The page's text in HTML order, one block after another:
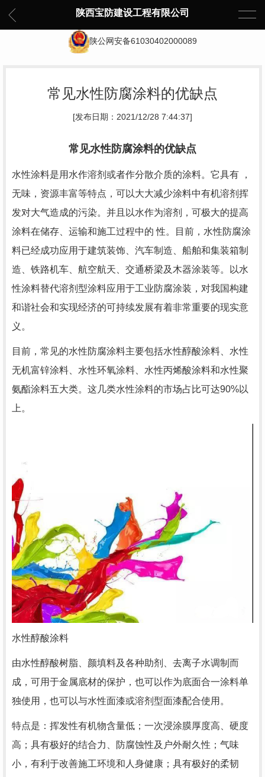
陕西宝防建设工程有限公司
陕公网安备61030402000089
常见水性防腐涂料的优缺点
[发布日期：2021/12/28 7:44:37]
常见水性防腐涂料的优缺点
水性涂料是用水作溶剂或者作分散介质的涂料。它具有 ，
无味，资源丰富等特点，可以大大减少涂料中有机溶剂挥
发对大气造成的污染。并且以水作为溶剂，可极大的提高
涂料在储存、运输和施工过程中的 性。目前，水性防腐涂
料已经成功应用于建筑装饰、汽车制造、船舶和集装箱制
造、铁路机车、航空航天、交通桥梁及木器涂装等。以水
性涂料替代溶剂型涂料应用于工业防腐涂装，对我国构建
和谐社会和实现经济的可持续发展有着非常重要的现实意
义。
目前，常见的水性防腐涂料主要包括水性醇酸涂料、水性
无机富锌涂料、水性环氧涂料、水性丙烯酸涂料和水性聚
氨酯涂料五大类。这几类水性涂料的市场占比可达90%以
上。
水性醇酸涂料
由水性醇酸树脂、颜填料及各种助剂、去离子水调制而
成，可用于金属底材的保护，也可以作为底面合一涂料单
独使用，也可以与水性面漆或溶剂型面漆配合使用。
特点是：挥发性有机物含量低；一次浸涂膜厚度高、硬度
高；具有极好的结合力、防腐蚀性及户外耐久性；气味
小，有利于改善施工环境和人身健康；具有极好的柔韧